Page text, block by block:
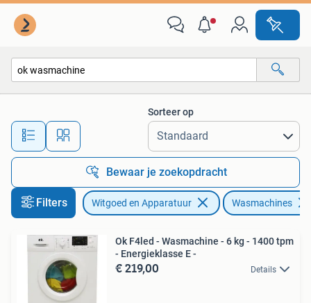
Alle afstanden…
Sorteer op
Bewaar je zoekopdracht
Filters Witgoed en Apparatuur Wasmachines
Ok F4led - Wasmachine - 6 kg - 1400 tpm
- Energieklasse E -
€ 219,00 Details